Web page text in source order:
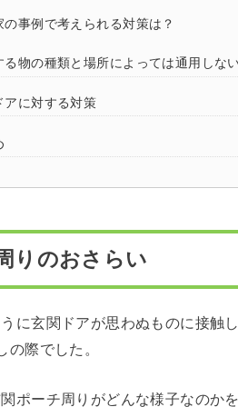
の事例で考えられる対策は？
る物の種類と場所によっては通用しな
アに対する対策
りのおさらい
に玄関ドアが思わぬものに接触
の際でした。
ポーチ周りがどんな様子なのか